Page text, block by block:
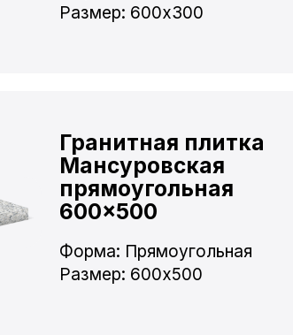
Размер: 600x300
Гранитная плитка
Мансуровская
прямоугольная
600×500
Форма: Прямоугольная
Размер: 600x500